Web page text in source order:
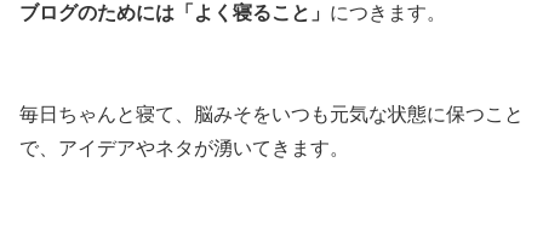
ブログのためには「よく寝ること」 につきます。
毎日ちゃんと寝て、脳みそをいつも元気な状態に保つこと
で、アイデアやネタが湧いてきます。